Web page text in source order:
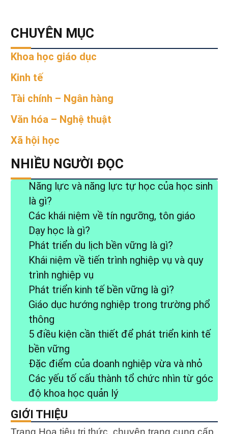
CHUYÊN MỤC
Khoa học giáo dục
Kinh tế
Tài chính – Ngân hàng
Văn hóa – Nghệ thuật
Xã hội học
NHIỀU NGƯỜI ĐỌC
Năng lực và năng lực tự học của học sinh
là gì?
Các khái niệm về tín ngưỡng, tôn giáo
Dạy học là gì?
Phát triển du lịch bền vững là gì?
Khái niệm về tiến trình nghiệp vụ và quy
trình nghiệp vụ
Phát triển kinh tế bền vững là gì?
Giáo dục hướng nghiệp trong trường phổ
thông
5 điều kiện cần thiết để phát triển kinh tế
bền vững
Đặc điểm của doanh nghiệp vừa và nhỏ
Các yếu tố cấu thành tổ chức nhìn từ góc
độ khoa học quản lý
GIỚI THIỆU
Trang Hoa tiêu tri thức, chuyên trang cung cấp